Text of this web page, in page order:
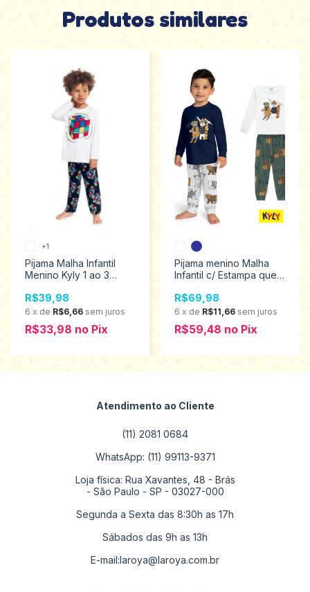
Produtos similares
Pijama Malha Infantil
Menino Kyly 1 ao 3
R$39,98
6 x de R$6,66 sem juros
R$33,98 no Pix
+1
Pijama menino Malha
Infantil c/ Estampa que
4/12 1000876
R$69,98
6 x de R$11,66 sem juros
R$59,48 no Pix
Atendimento ao Cliente
(11) 2081 0684
WhatsApp: (11) 99113-9371
Loja física: Rua Xavantes, 48 - Brás
- São Paulo - SP - 03027-000
Segunda a Sexta das 8:30h as 17h
Sábados das 9h as 13h
E-mail:laroya@laroya.com.br